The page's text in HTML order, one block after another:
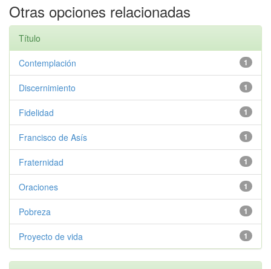
Otras opciones relacionadas
Título
1
Contemplación
1
Discernimiento
1
Fidelidad
1
Francisco de Asís
1
Fraternidad
1
Oraciones
1
Pobreza
1
Proyecto de vida